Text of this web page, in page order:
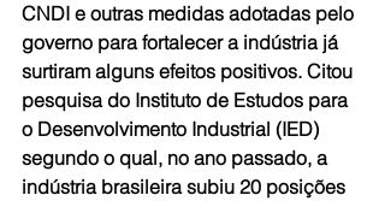
CNDI e outras medidas adotadas pelo
governo para fortalecer a indústria já
surtiram alguns efeitos positivos. Citou
pesquisa do Instituto de Estudos para
o Desenvolvimento Industrial (IED)
segundo o qual, no ano passado, a
indústria brasileira subiu 20 posições